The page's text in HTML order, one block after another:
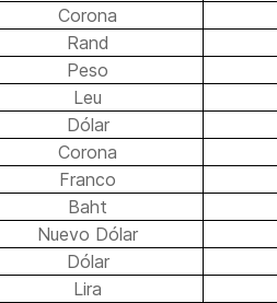
Corona
Rand
Peso
Leu
Dólar
Corona
Franco
Baht
Nuevo Dólar
Dólar
Lira